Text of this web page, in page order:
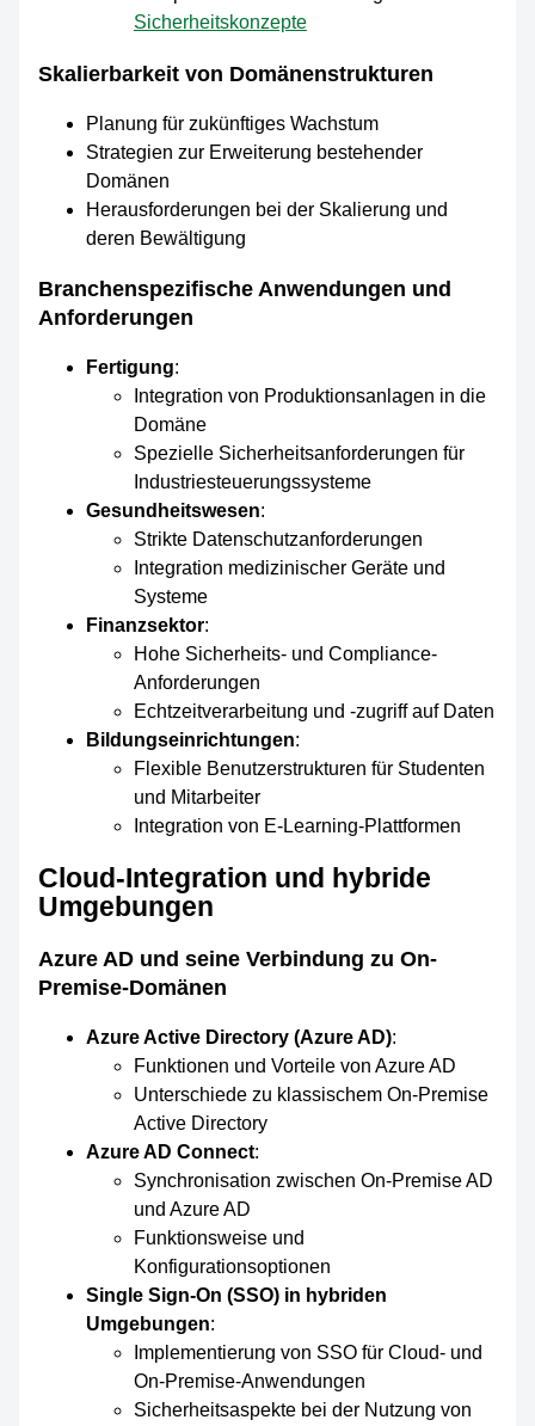
Sicherheitskonzepte
Skalierbarkeit von Domänenstrukturen
Planung für zukünftiges Wachstum
Strategien zur Erweiterung bestehender
Domänen
Herausforderungen bei der Skalierung und
deren Bewältigung
Branchenspezifische Anwendungen und
Anforderungen
Fertigung:
Integration von Produktionsanlagen in die
Domäne
Spezielle Sicherheitsanforderungen für
Industriesteuerungssysteme
Gesundheitswesen:
Strikte Datenschutzanforderungen
Integration medizinischer Geräte und
Systeme
Finanzsektor:
Hohe Sicherheits- und Compliance-
Anforderungen
Echtzeitverarbeitung und -zugriff auf Daten
Bildungseinrichtungen:
Flexible Benutzerstrukturen für Studenten
und Mitarbeiter
Integration von E-Learning-Plattformen
Cloud-Integration und hybride
Umgebungen
Azure AD und seine Verbindung zu On-
Premise-Domänen
Azure Active Directory (Azure AD):
Funktionen und Vorteile von Azure AD
Unterschiede zu klassischem On-Premise
Active Directory
Azure AD Connect:
Synchronisation zwischen On-Premise AD
und Azure AD
Funktionsweise und
Konfigurationsoptionen
Single Sign-On (SSO) in hybriden
Umgebungen:
Implementierung von SSO für Cloud- und
On-Premise-Anwendungen
Sicherheitsaspekte bei der Nutzung von